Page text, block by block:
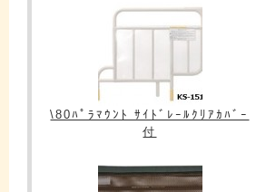
\80ﾊﾟﾗﾏｳﾝﾄ ｻｲﾄﾞﾚｰﾙｸﾘｱｶﾊﾞｰ
付